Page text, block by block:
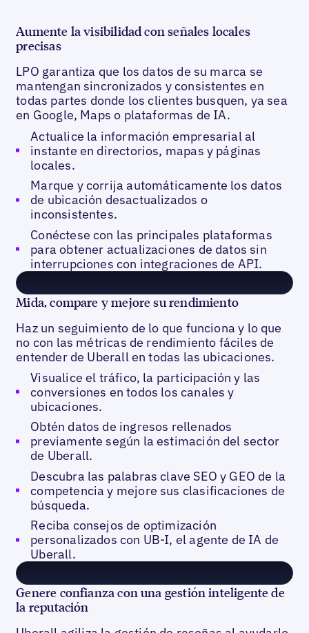
Aumente la visibilidad con señales locales
precisas
LPO garantiza que los datos de su marca se
mantengan sincronizados y consistentes en
todas partes donde los clientes busquen, ya sea
en Google, Maps o plataformas de IA.
Actualice la información empresarial al
instante en directorios, mapas y páginas
locales.
Marque y corrija automáticamente los datos
de ubicación desactualizados o
inconsistentes.
Conéctese con las principales plataformas
para obtener actualizaciones de datos sin
interrupciones con integraciones de API.
Mida, compare y mejore su rendimiento
Haz un seguimiento de lo que funciona y lo que
no con las métricas de rendimiento fáciles de
entender de Uberall en todas las ubicaciones.
Visualice el tráfico, la participación y las
conversiones en todos los canales y
ubicaciones.
Obtén datos de ingresos rellenados
previamente según la estimación del sector
de Uberall.
Descubra las palabras clave SEO y GEO de la
competencia y mejore sus clasificaciones de
búsqueda.
Reciba consejos de optimización
personalizados con UB-I, el agente de IA de
Uberall.
Genere confianza con una gestión inteligente de
la reputación